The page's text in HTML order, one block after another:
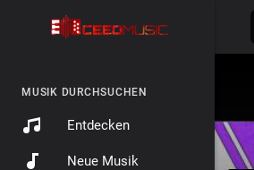
MUSIK DURCHSUCHEN
Entdecken
Neue Musik